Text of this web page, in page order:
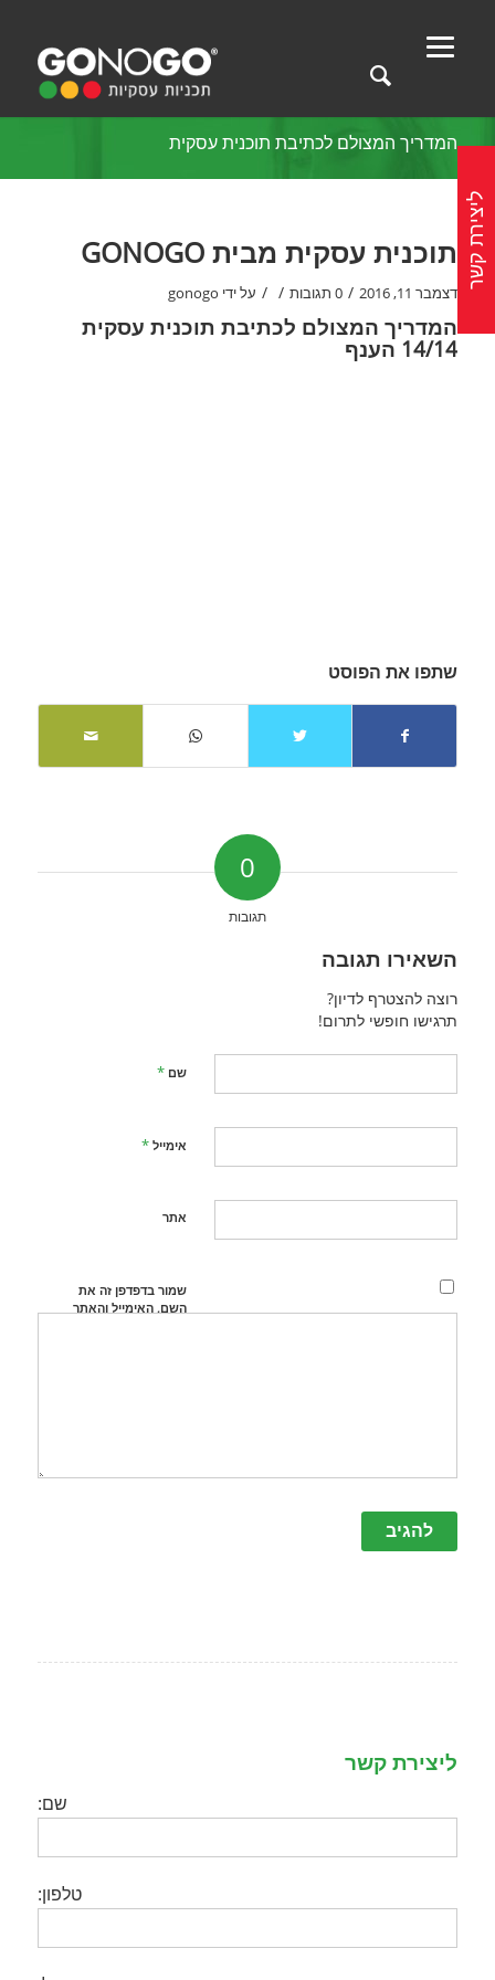
המדריך המצולם לכתיבת תוכנית עסקית
תוכנית עסקית מבית GONOGO
דצמבר 11, 2016 / 0 תגובות /
/ על ידי gonogo
המדריך המצולם לכתיבת תוכנית עסקית
14/14 הענף
שתפו את הפוסט
0
תגובות
השאירו תגובה
רוצה להצטרף לדיון?
תרגישו חופשי לתרום!
שם *
אימייל *
אתר
שמור בדפדפן זה את
השם, האימייל והאתר
ליצירת קשר
שם:
טלפון:
ליצירת קשר